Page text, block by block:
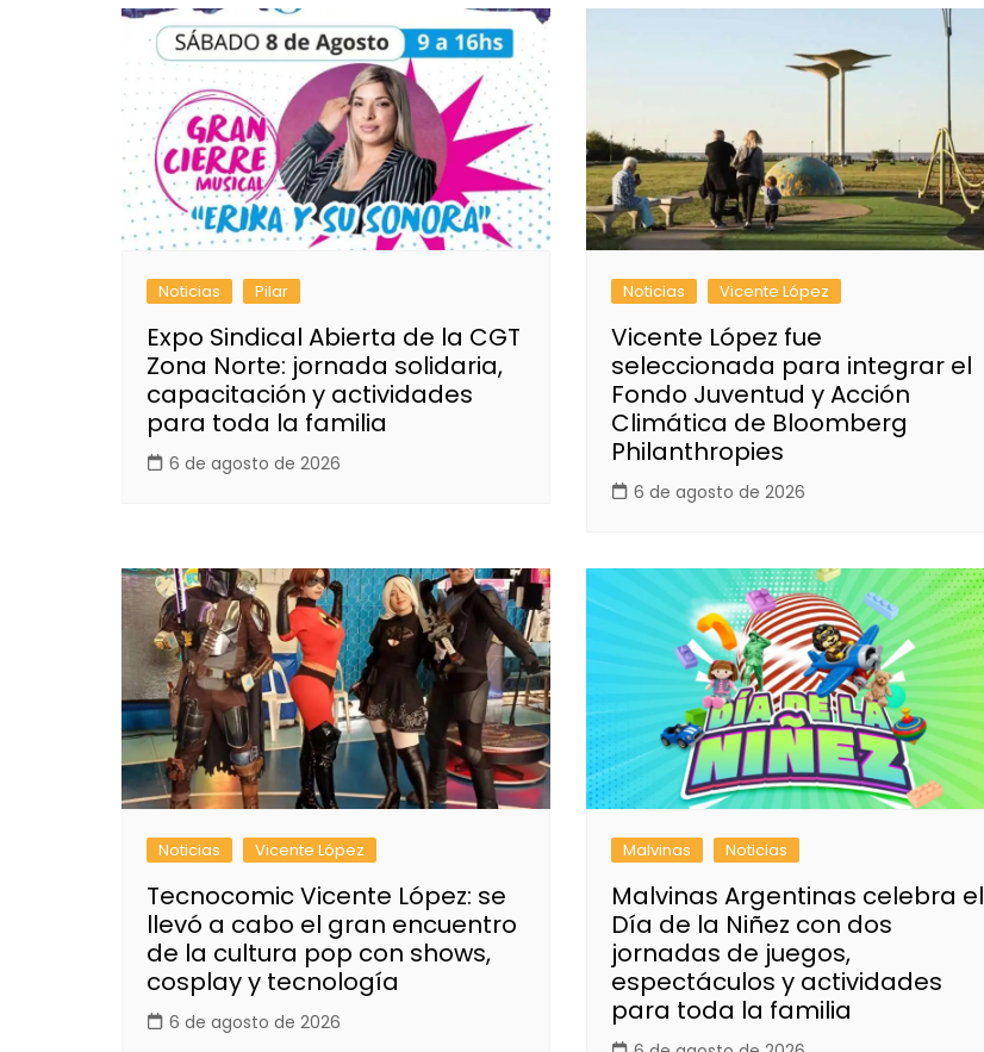
Noticias Pilar
Expo Sindical Abierta de la CGT
Zona Norte: jornada solidaria,
capacitación y actividades
para toda la familia
6 de agosto de 2026
Noticias Vicente López
Vicente López fue
seleccionada para integrar el
Fondo Juventud y Acción
Climática de Bloomberg
Philanthropies
6 de agosto de 2026
Noticias Vicente López
Tecnocomic Vicente López: se
llevó a cabo el gran encuentro
de la cultura pop con shows,
cosplay y tecnología
6 de agosto de 2026
Malvinas Noticias
Malvinas Argentinas celebra el
Día de la Niñez con dos
jornadas de juegos,
espectáculos y actividades
para toda la familia